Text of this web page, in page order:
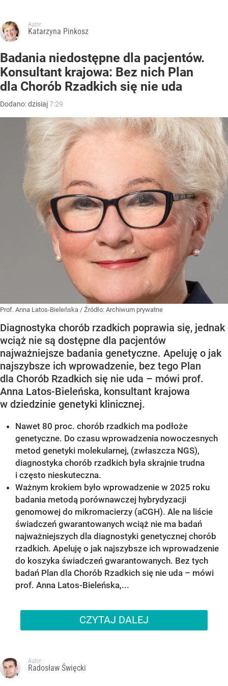
Autor:
Katarzyna Pinkosz
Badania niedostępne dla pacjentów.
Konsultant krajowa: Bez nich Plan
dla Chorób Rzadkich się nie uda
Dodano:dzisiaj7:29
Prof. Anna Latos-Bieleńska / Źródło: Archiwum prywatne
Diagnostyka chorób rzadkich poprawia się, jednak
wciąż nie są dostępne dla pacjentów
najważniejsze badania genetyczne. Apeluję o jak
najszybsze ich wprowadzenie, bez tego Plan
dla Chorób Rzadkich się nie uda – mówi prof.
Anna Latos-Bieleńska, konsultant krajowa
w dziedzinie genetyki klinicznej.
Nawet 80 proc. chorób rzadkich ma podłoże
genetyczne. Do czasu wprowadzenia nowoczesnych
metod genetyki molekularnej, (zwłaszcza NGS),
diagnostyka chorób rzadkich była skrajnie trudna
i często nieskuteczna.
Ważnym krokiem było wprowadzenie w 2025 roku
badania metodą porównawczej hybrydyzacji
genomowej do mikromacierzy (aCGH). Ale na liście
świadczeń gwarantowanych wciąż nie ma badań
najważniejszych dla diagnostyki genetycznej chorób
rzadkich. Apeluję o jak najszybsze ich wprowadzenie
do koszyka świadczeń gwarantowanych. Bez tych
badań Plan dla Chorób Rzadkich się nie uda – mówi
prof. Anna Latos-Bieleńska,...
CZYTAJ DALEJ
Autor:
Radosław Święcki